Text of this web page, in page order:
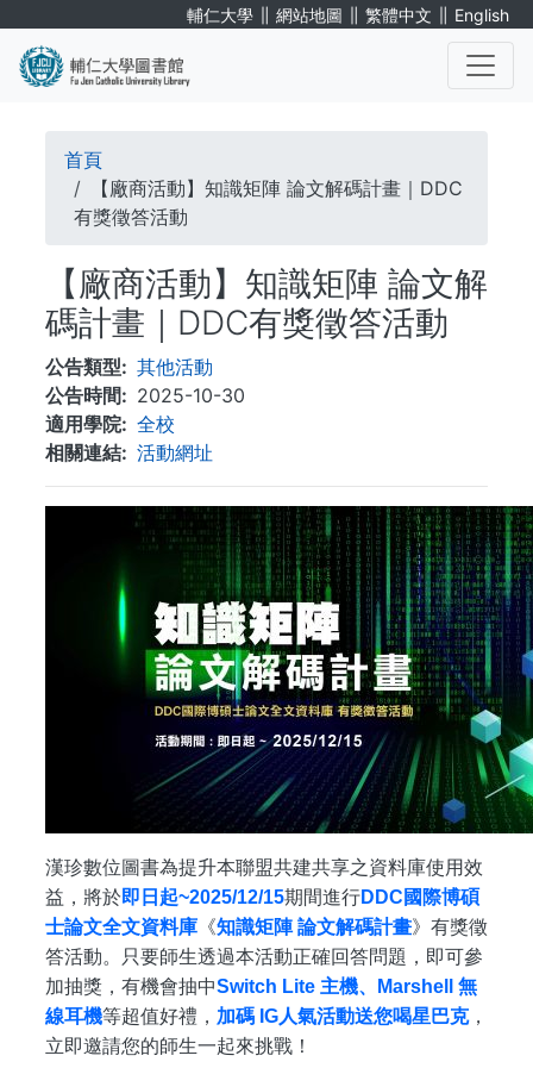
輔仁大學 ∥ 網站地圖 ∥ 繁體中文 ∥ English
導
航
結
首頁
【廠商活動】知識矩陣 論文解碼計畫｜DDC
有獎徵答活動
【廠商活動】知識矩陣 論文解
碼計畫｜DDC有獎徵答活動
公告類型
其他活動
公告時間
2025-10-30
適用學院
全校
相關連結
活動網址
漢珍數位圖書為提升本聯盟共建共享之資料庫使用效
益，將於即日起~2025/12/15期間進行DDC 國際博碩
士論文全文資料庫 《知識矩陣 論文解碼計畫》有獎徵
答活動。只要師生透過本活動正確回答問題，即可參
加抽獎，有機會抽中Switch Lite 主機、Marshell 無
線耳機等超值好禮， 加碼 IG人氣活動送您喝星巴克，
立即邀請您的師生一起來挑戰！